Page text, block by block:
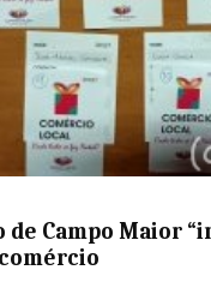
Campo Maior